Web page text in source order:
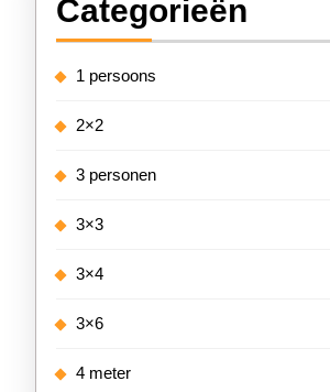
Categorieën
1 persoons
2×2
3 personen
3×3
3×4
3×6
4 meter